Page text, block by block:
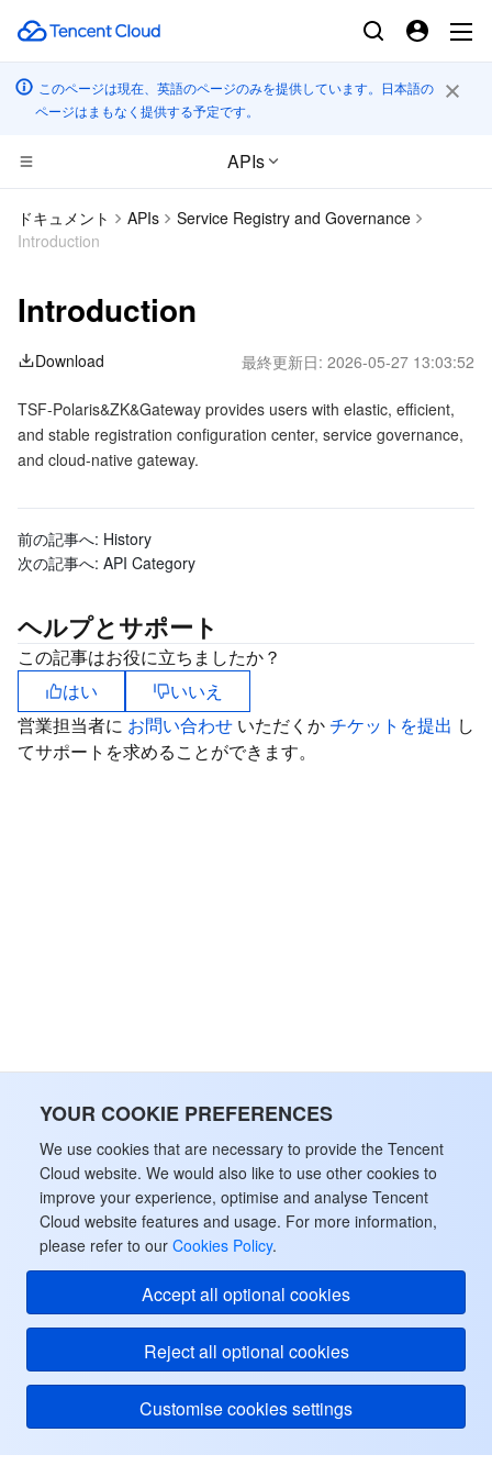
YOUR COOKIE PREFERENCES
We use cookies that are necessary to provide the Tencent
Cloud website. We would also like to use other cookies to
improve your experience, optimise and analyse Tencent
Cloud website features and usage. For more information,
please refer to our Cookies Policy.
Accept all optional cookies
Reject all optional cookies
Customise cookies settings
このページは現在、英語のページのみを提供しています。日本語の
ページはまもなく提供する予定です。
APIs
CDN とエッジ プラットフォーム
Tencent Cloud EdgeOne
Content Delivery Network
Enterprise Content Delivery Network
Anti-DDoS
Secure Content Delivery Network
Multiple Network Acceleration
コンピューティング
Cloud Virtual Machine
Tencent Cloud Lighthouse
BM Cloud Physical Machine
Cloud GPU Service
CVM Dedicated Host
Tencent Cloud Automation Tools
エッジコンピューティング
Edge Computing Machine
高性能コンピューティング
Batch Compute
Hyper Computing Cluster
コンテナ
Tencent Kubernetes Engine
Tencent Cloud Mesh
Tencent Kubernetes Engine Distributed Cloud Center
分散型クラウド
Cloud Dedicated Cluster
Cloud Dedicated Zone
マイクロサービス
Service Registry and Governance
API Gateway
Serverless Cloud Function
基本ストレージサービス
Cloud Object Storage
Cloud File Storage
ストレージデータサービス
Cloud Log Service
リレーショナルデータベース
TencentDB for CTSDB
Database Management Center
Gateway Load Balancer
Direct Connect
Elastic Network Interface
NAT Gateway
Peering Connection
Key Management Service
Secrets Manager
Data Security Audit
Captcha
Text Moderation System
Audio Moderation System
Video Moderation System
Customer Identity and Access Management
セキュリティサービス
Penetration Test Service
セキュリティ管理
Web Application Firewall
Cloud Workload Protection Platform
Tencent Container Security Service
アプリケーションセキュリティ
Mobile Security
Security Token Service
ドメインとウェブサイト
Domains
SSL Certificates
エンタープライズアプリケーション
Tencent Ecard
オフィスコラボレーション
ドキュメント APIs
Service Registry and Governance
Introduction
Introduction
Download 最終更新日: 2026-05-27 13:03:52
TSF-Polaris&ZK&Gateway provides users with elastic, efficient,
and stable registration configuration center, service governance,
and cloud-native gateway.
前の記事へ: History
次の記事へ: API Category
ヘルプとサポート
この記事はお役に立ちましたか？
はい
いいえ
営業担当者に お問い合わせ いただくかチケットを提出 し
てサポートを求めることができます。